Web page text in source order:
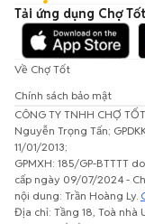
Tải ứng dụng Chợ Tốt
Về Chợ Tốt
Chính sách bảo mật
CÔNG TY TNHH CHỢ
Nguyễn Trọng Tấn;
11/01/2013;
GPMXH: 185/GP-BTTTT
cấp ngày 09/07/2024 -
nội dung: Trần Hoàng Ly.
Địa chỉ: Tầng 18, Toà nhà